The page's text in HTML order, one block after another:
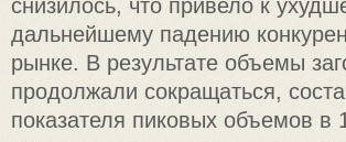
снизилось, что привело к
дальнейшему падению
рынке. В результате объемы
продолжали сокращаться,
показателя пиковых объемов в